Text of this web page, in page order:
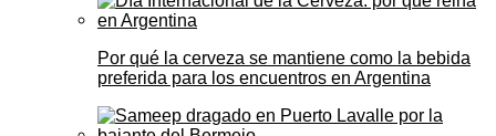
Por qué la cerveza se mantiene como la bebida
preferida para los encuentros en Argentina